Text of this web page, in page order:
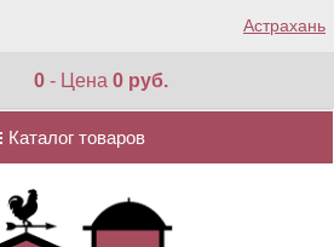
Астрахань
0 - Цена0 руб.
Каталог товаров